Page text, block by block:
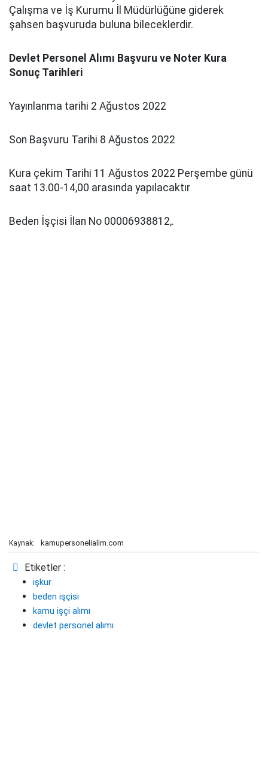
Çalışma ve İş Kurumu İl Müdürlüğüne giderek
şahsen başvuruda buluna bileceklerdir.
Devlet Personel Alımı Başvuru ve Noter Kura
Sonuç Tarihleri
Yayınlanma tarihi 2 Ağustos 2022
Son Başvuru Tarihi 8 Ağustos 2022
Kura çekim Tarihi 11 Ağustos 2022 Perşembe günü
saat 13.00-14,00 arasında yapılacaktır
Beden İşçisi İlan No 00006938812,.
Kaynak: kamupersonelialim.com
Etiketler :
işkur
beden işçisi
kamu işçi alımı
devlet personel alımı